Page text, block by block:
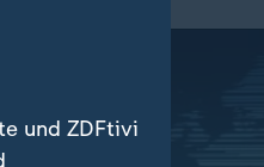
und ZDFtivi